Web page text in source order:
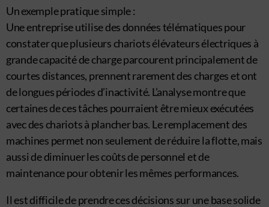
Un exemple pratique simple :
Une entreprise utilise des données télématiques pour
constater que plusieurs chariots élévateurs électriques à
grande capacité de charge parcourent principalement de
courtes distances, prennent rarement des charges et ont
de longues périodes d’inactivité. L’analyse montre que
certaines de ces tâches pourraient être mieux exécutées
avec des chariots à plancher bas. Le remplacement des
machines permet non seulement de réduire la flotte, mais
aussi de diminuer les coûts de personnel et de
maintenance pour obtenir les mêmes performances.
Il est difficile de prendre ces décisions sur une base solide